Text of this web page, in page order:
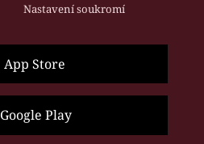
Nastavení soukromí
App Store
Google Play